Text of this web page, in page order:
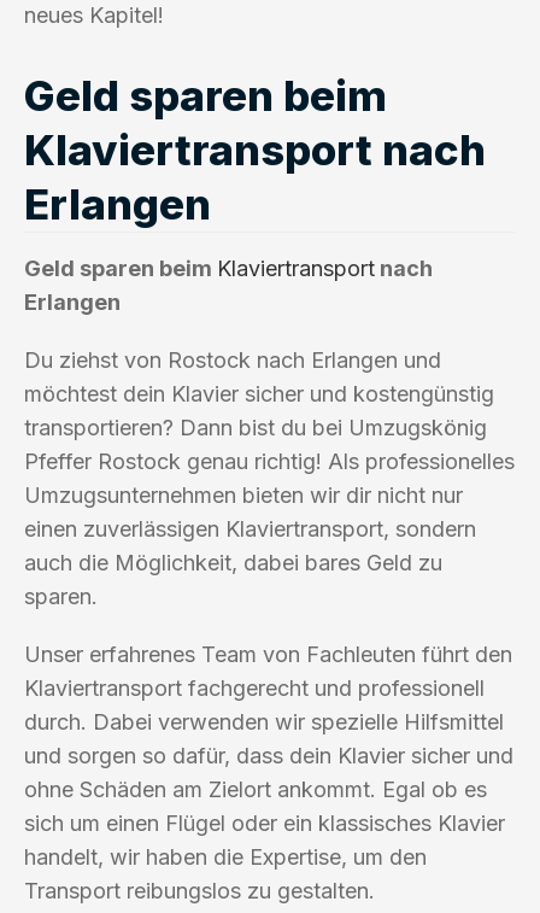
neues Kapitel!
Geld sparen beim
Klaviertransport nach
Erlangen
Geld sparen beim Klaviertransport nach
Erlangen
Du ziehst von Rostock nach Erlangen und
möchtest dein Klavier sicher und kostengünstig
transportieren? Dann bist du bei Umzugskönig
Pfeffer Rostock genau richtig! Als professionelles
Umzugsunternehmen bieten wir dir nicht nur
einen zuverlässigen Klaviertransport, sondern
auch die Möglichkeit, dabei bares Geld zu
sparen.
Unser erfahrenes Team von Fachleuten führt den
Klaviertransport fachgerecht und professionell
durch. Dabei verwenden wir spezielle Hilfsmittel
und sorgen so dafür, dass dein Klavier sicher und
ohne Schäden am Zielort ankommt. Egal ob es
sich um einen Flügel oder ein klassisches Klavier
handelt, wir haben die Expertise, um den
Transport reibungslos zu gestalten.